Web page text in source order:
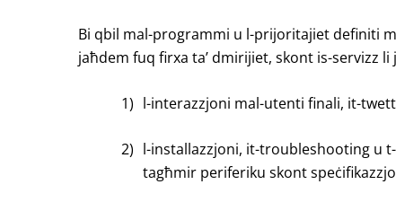
Bi qbil mal-programmi u l-prijoritajiet definiti
jaħdem fuq firxa ta’ dmirijiet, skont is-servizz
1) l-interazzjoni mal-utenti finali, it-
2) l-installazzjoni, it-troubleshooting u
tagħmir periferiku skont